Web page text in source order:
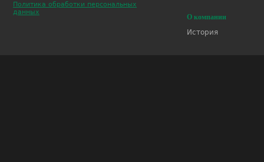
Политика обработки персональных
данных
О компании
История